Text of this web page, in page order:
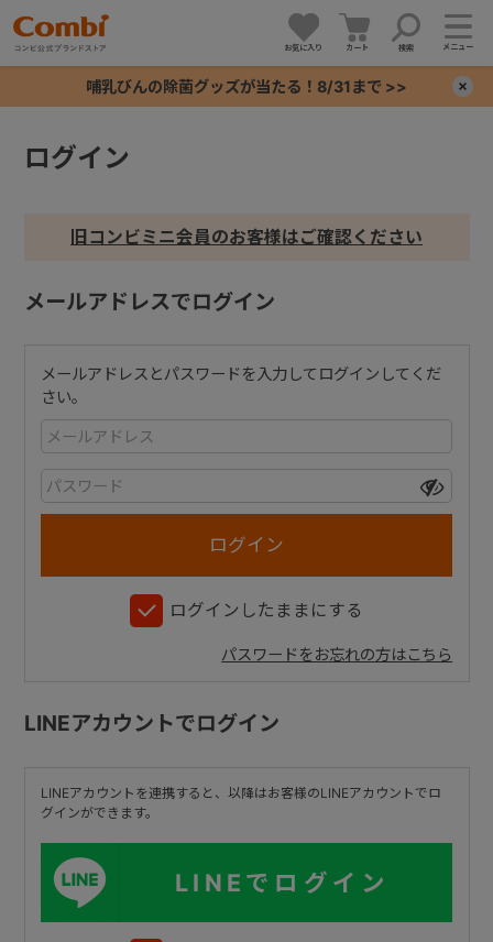
お気に入り カート 検索 メニュー
哺乳びんの除菌グッズが当たる！8/31まで >>
ログイン
旧コンビミニ会員のお客様はご確認ください
メールアドレスでログイン
メールアドレスとパスワードを入力してログインしてくだ
さい。
ログインしたままにする
パスワードをお忘れの方はこちら
LINEアカウントでログイン
LINEアカウントを連携すると、以降はお客様のLINEアカウントでロ
グインができます。
LINEでログイン